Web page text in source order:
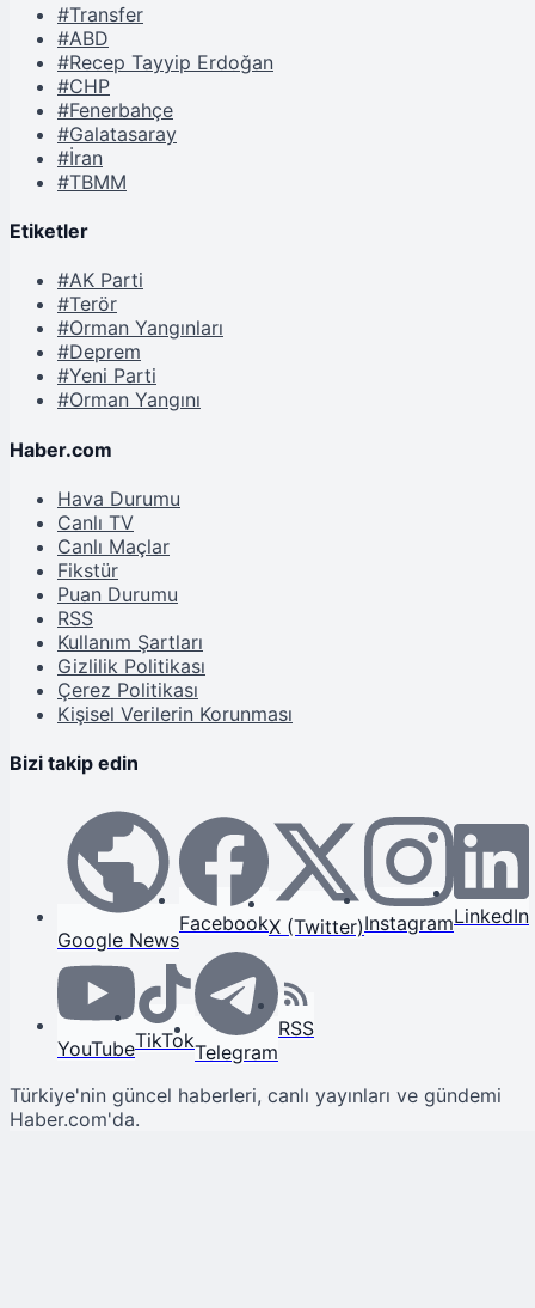
#Transfer
#ABD
#Recep Tayyip Erdoğan
#CHP
#Fenerbahçe
#Galatasaray
#İran
#TBMM
Etiketler
#AK Parti
#Terör
#Orman Yangınları
#Deprem
#Yeni Parti
#Orman Yangını
Haber.com
Hava Durumu
Canlı TV
Canlı Maçlar
Fikstür
Puan Durumu
RSS
Kullanım Şartları
Gizlilik Politikası
Çerez Politikası
Kişisel Verilerin Korunması
Bizi takip edin
Google News
FacebookX (Twitter)InstagramLinkedIn
YouTubeTikTokTelegram
RSS
Türkiye'nin güncel haberleri, canlı yayınları ve gündemi
Haber.com'da.